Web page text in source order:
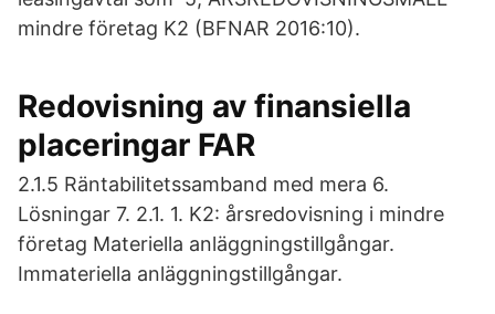
mindre företag K2 (BFNAR 2016:10).
Redovisning av finansiella
placeringar FAR
2.1.5 Räntabilitetssamband med mera 6.
Lösningar 7. 2.1. 1. K2: årsredovisning i mindre
företag Materiella anläggningstillgångar.
Immateriella anläggningstillgångar.